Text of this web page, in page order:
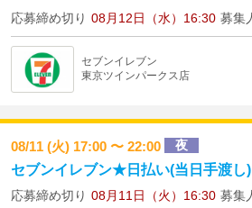
応募締め切り 08月12日（水）16:30 募集
セブンイレブン
東京ツインパークス店
08/11 (火) 17:00 〜 22:00 夜
セブンイレブン★日払い(当日手渡し
応募締め切り 08月11日（火）16:30 募集